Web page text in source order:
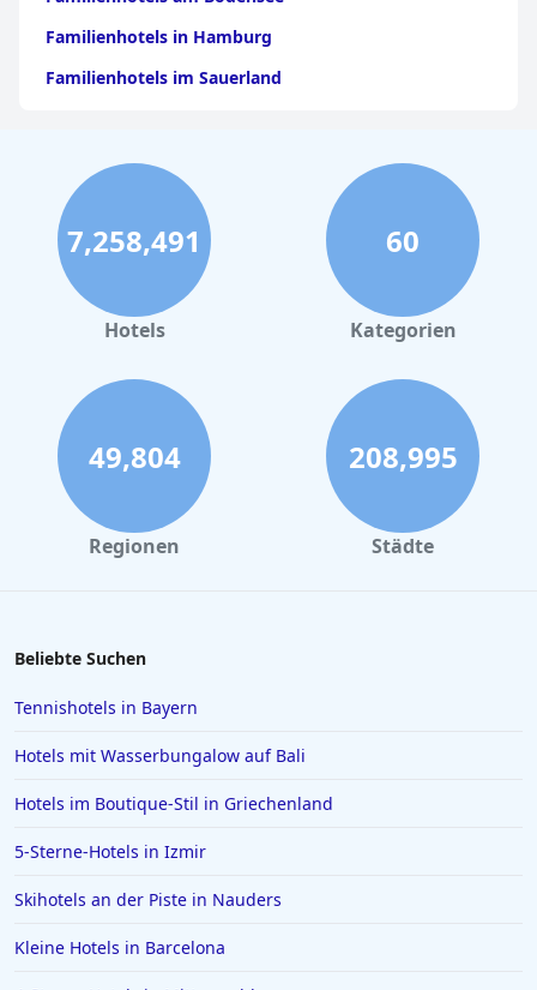
Familienhotels in Hamburg
Familienhotels im Sauerland
Familienhotels in NRW
Familienhotels in Hessen
Familienhotels in Italien
Familienhotels in Griechenland
Familienhotels in Berlin
Familienhotels in Berchtesgaden
Familienhotels in den Niederlanden
Familienhotels auf Menorca
Familienhotels in Antalya
Familienhotels in Cuxhaven
Familienhotels auf Madeira
Familienhotels in Bulgarien
Familienhotels in Rostock
Familienhotels in Trentino-Südtirol
7,258,491
Hotels
60
Kategorien
49,804
Regionen
208,995
Städte
Beliebte Suchen
Tennishotels in Bayern
Hotels mit Wasserbungalow auf Bali
Hotels im Boutique-Stil in Griechenland
5-Sterne-Hotels in Izmir
Skihotels an der Piste in Nauders
Kleine Hotels in Barcelona